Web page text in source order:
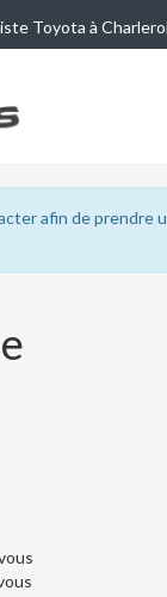
Toyota à
afin de prendre